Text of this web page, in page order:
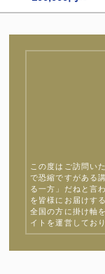
この度はご訪問い
で恐縮ですがある
る一方」だねと言
を皆様にお届けす
全国の方に掛け軸
イトを運営してお